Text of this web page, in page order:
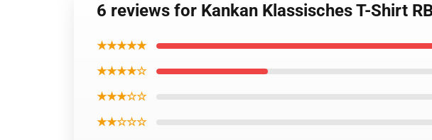
6 reviews for Kankan Klassisches T-Shirt
★★★★★
★★★★☆
★★★☆☆
★★☆☆☆